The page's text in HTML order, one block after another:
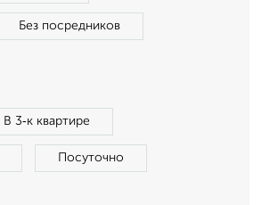
Без посредников
В 3‑к квартире
Посуточно